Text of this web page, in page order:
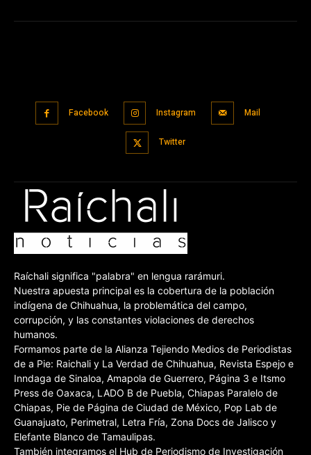
Facebook Instagram Mail
Twitter
Raíchali significa "palabra" en lengua rarámuri.
Nuestra apuesta principal es la cobertura de la población
indígena de Chihuahua, la problemática del campo,
corrupción, y las constantes violaciones de derechos
humanos.
Formamos parte de la Alianza Tejiendo Medios de Periodistas
de a Pie: Raichali y La Verdad de Chihuahua, Revista Espejo e
Inndaga de Sinaloa, Amapola de Guerrero, Página 3 e Itsmo
Press de Oaxaca, LADO B de Puebla, Chiapas Paralelo de
Chiapas, Pie de Página de Ciudad de México, Pop Lab de
Guanajuato, Perimetral, Letra Fría, Zona Docs de Jalisco y
Elefante Blanco de Tamaulipas.
También integramos el Hub de Periodismo de Investigación